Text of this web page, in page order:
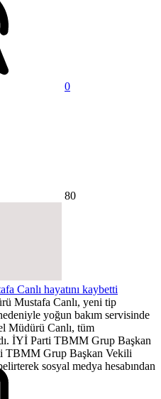
0
80
Canlı hayatını kaybetti
Mustafa Canlı, yeni tip
yoğun bakım servisinde
Müdürü Canlı, tüm
İYİ Parti TBMM Grup Başkan
TBMM Grup Başkan Vekili
sosyal medya hesabından